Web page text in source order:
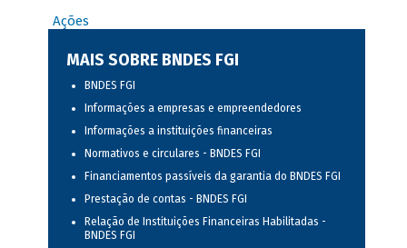
Ações
MAIS SOBRE BNDES FGI
BNDES FGI
Informações a empresas e empreendedores
Informações a instituições financeiras
Normativos e circulares - BNDES FGI
Financiamentos passíveis da garantia do BNDES FGI
Prestação de contas - BNDES FGI
Relação de Instituições Financeiras Habilitadas -
BNDES FGI